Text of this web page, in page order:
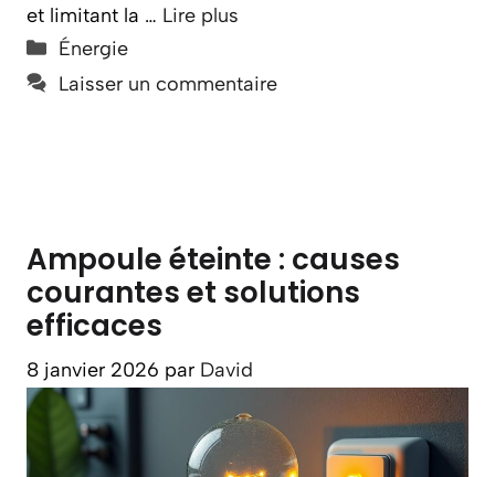
et limitant la … Lire plus
Catégories
Énergie
Laisser un commentaire
Ampoule éteinte : causes
courantes et solutions
efficaces
8 janvier 2026 par David